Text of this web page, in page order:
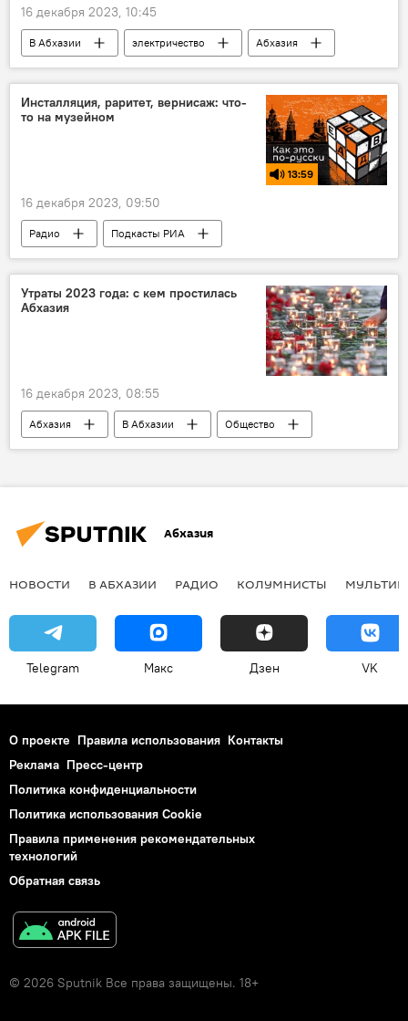
16 декабря 2023, 10:45
В Абхазии электричество
Абхазия
Гагрский район
Инсталляция, раритет, вернисаж: что-
то на музейном
13:59
16 декабря 2023, 09:50
Радио Подкасты РИА
Утраты 2023 года: с кем простилась
Абхазия
16 декабря 2023, 08:55
Абхазия В Абхазии Общество
Абхазия
НОВОСТИ В АБХАЗИИ РАДИО КОЛУМНИСТЫ
Telegram Макс Дзен VK
О проекте Правила использования Контакты
Реклама Пресс-центр
Политика конфиденциальности
Политика использования Cookie
Правила применения рекомендательных
технологий
Обратная связь
© 2026 Sputnik Все права защищены. 18+